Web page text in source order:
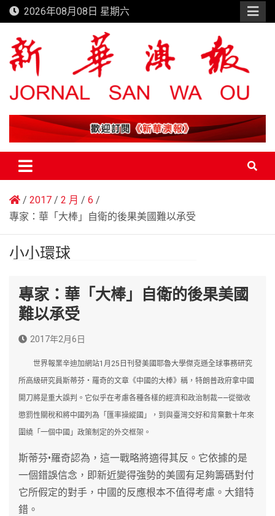
Skip
to
content
2026年08月08日 星期六
新華澳報
2017 2 月
6
專家：華「大棒」自衛的後果美國難以承受
小小環球
專家：華「大棒」自衛的後果美國
難以承受
2017年2月6日
世界報業辛迪加網站1月25日刊發美國耶魯大學傑克遜全球事務研究
所高級研究員斯蒂芬‧羅奇的文章《中國的大棒》稱，特朗普政府拿中國
開刀將是重大誤判。它似乎在考慮各種各樣的經濟和政治制裁——從徵收
懲罰性關稅和將中國列為「匯率操縱國」，到與臺灣交好和背棄數十年來
圍繞「一個中國」政策制定的外交框架。
斯蒂芬•羅奇認為，這一戰略將適得其反。它依據的是
一個錯誤信念，即新近變得強勢的美國有足夠籌碼對付
它所假定的對手，中國的反應根本不值得考慮。大錯特
錯。